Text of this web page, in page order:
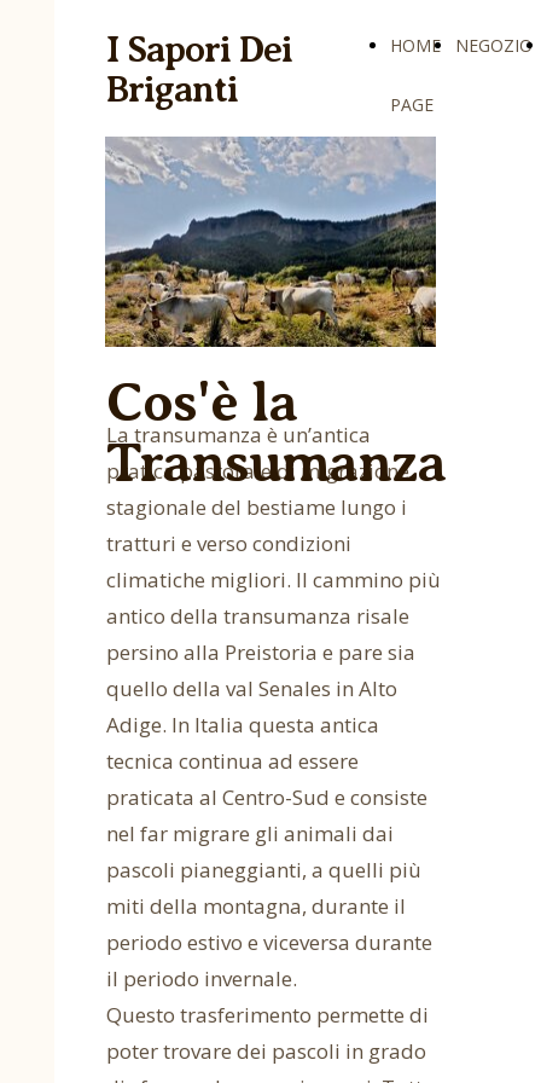
I Sapori Dei
Briganti
HOME
PAGE
NEGOZIO
Cos'è la
Transumanza
La transumanza è un’antica
pratica pastorale di migrazione
stagionale del bestiame lungo i
tratturi e verso condizioni
climatiche migliori. Il cammino più
antico della transumanza risale
persino alla Preistoria e pare sia
quello della val Senales in Alto
Adige. In Italia questa antica
tecnica continua ad essere
praticata al Centro-Sud e consiste
nel far migrare gli animali dai
pascoli pianeggianti, a quelli più
miti della montagna, durante il
periodo estivo e viceversa durante
il periodo invernale.
Questo trasferimento permette di
poter trovare dei pascoli in grado